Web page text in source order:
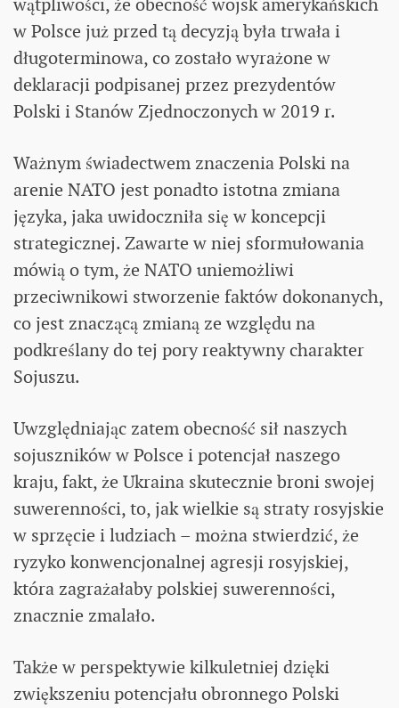
w Polsce już przed tą decyzją była trwała i
długoterminowa, co zostało wyrażone w
deklaracji podpisanej przez prezydentów
Polski i Stanów Zjednoczonych w 2019 r.
Ważnym świadectwem znaczenia Polski na
arenie NATO jest ponadto istotna zmiana
języka, jaka uwidoczniła się w koncepcji
strategicznej. Zawarte w niej sformułowania
mówią o tym, że NATO uniemożliwi
przeciwnikowi stworzenie faktów dokonanych,
co jest znaczącą zmianą ze względu na
podkreślany do tej pory reaktywny charakter
Sojuszu.
Uwzględniając zatem obecność sił naszych
sojuszników w Polsce i potencjał naszego
kraju, fakt, że Ukraina skutecznie broni swojej
suwerenności, to, jak wielkie są straty rosyjskie
w sprzęcie i ludziach – można stwierdzić, że
ryzyko konwencjonalnej agresji rosyjskiej,
która zagrażałaby polskiej suwerenności,
znacznie zmalało.
Także w perspektywie kilkuletniej dzięki
zwiększeniu potencjału obronnego Polski